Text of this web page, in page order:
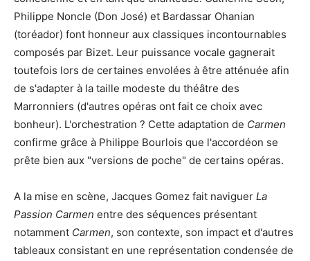
Philippe Noncle (Don José) et Bardassar Ohanian
(toréador) font honneur aux classiques incontournables
composés par Bizet. Leur puissance vocale gagnerait
toutefois lors de certaines envolées à être atténuée afin
de s'adapter à la taille modeste du théâtre des
Marronniers (d'autres opéras ont fait ce choix avec
bonheur). L'orchestration ? Cette adaptation de Carmen
confirme grâce à Philippe Bourlois que l'accordéon se
prête bien aux "versions de poche" de certains opéras.
A la mise en scène, Jacques Gomez fait naviguer La
Passion Carmen entre des séquences présentant
notamment Carmen, son contexte, son impact et d'autres
tableaux consistant en une représentation condensée de